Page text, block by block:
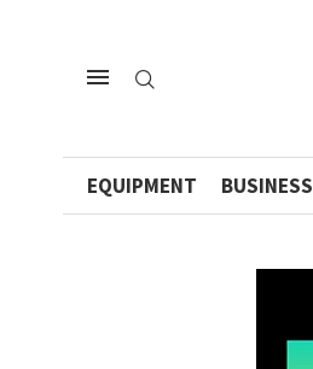
EQUIPMENT BUSINESS